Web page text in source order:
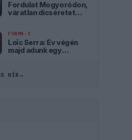
Fordulat Mogyoródon,
váratlan dicséretet
FORMA-1
Loïc Serra: Év végén
majd adunk egy
HÍR→